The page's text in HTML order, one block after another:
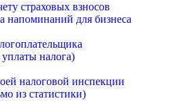
страховых взносов
напоминаний для бизнеса
налога)
налоговой инспекции
из статистики)